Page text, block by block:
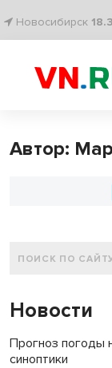
Новосибирск
Автор:
Новости
Прогноз погоды
синоптики